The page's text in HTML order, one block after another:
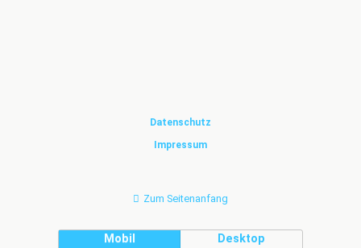
Datenschutz
Impressum
Zum Seitenanfang
Mobil Desktop